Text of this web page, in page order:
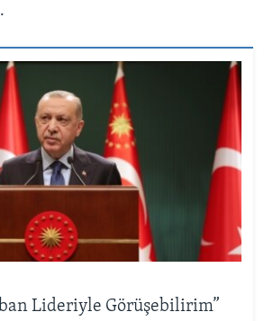
Lideriyle Görüşebilirim”